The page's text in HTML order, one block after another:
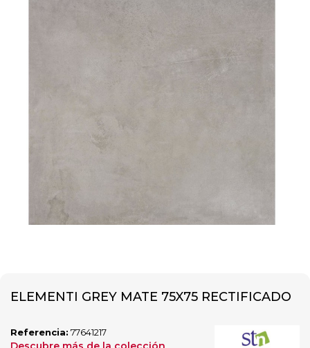
ELEMENTI GREY MATE 75X75 RECTIFICADO
Referencia: 77641217